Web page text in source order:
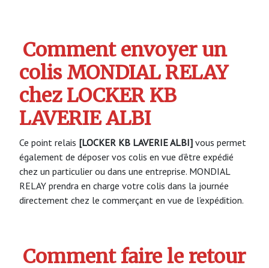
Comment envoyer un
colis MONDIAL RELAY
chez LOCKER KB
LAVERIE ALBI
Ce point relais [LOCKER KB LAVERIE ALBI] vous permet
également de déposer vos colis en vue d’être expédié
chez un particulier ou dans une entreprise. MONDIAL
RELAY prendra en charge votre colis dans la journée
directement chez le commerçant en vue de l’expédition.
Comment faire le retour